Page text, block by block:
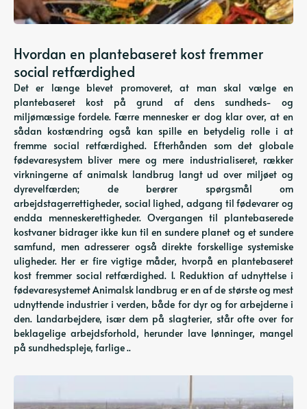
Hvordan en plantebaseret kost fremmer
social retfærdighed
Det er længe blevet promoveret, at man skal vælge en
plantebaseret kost på grund af dens sundheds- og
miljømæssige fordele. Færre mennesker er dog klar over, at en
sådan kostændring også kan spille en betydelig rolle i at
fremme social retfærdighed. Efterhånden som det globale
fødevaresystem bliver mere og mere industrialiseret, rækker
virkningerne af animalsk landbrug langt ud over miljøet og
dyrevelfærden; de berører spørgsmål om
arbejdstagerrettigheder, social lighed, adgang til fødevarer og
endda menneskerettigheder. Overgangen til plantebaserede
kostvaner bidrager ikke kun til en sundere planet og et sundere
samfund, men adresserer også direkte forskellige systemiske
uligheder. Her er fire vigtige måder, hvorpå en plantebaseret
kost fremmer social retfærdighed. 1. Reduktion af udnyttelse i
fødevaresystemet Animalsk landbrug er en af ​​de største og mest
udnyttende industrier i verden, både for dyr og for arbejderne i
den. Landarbejdere, især dem på slagterier, står ofte over for
beklagelige arbejdsforhold, herunder lave lønninger, mangel
på sundhedspleje, farlige ..